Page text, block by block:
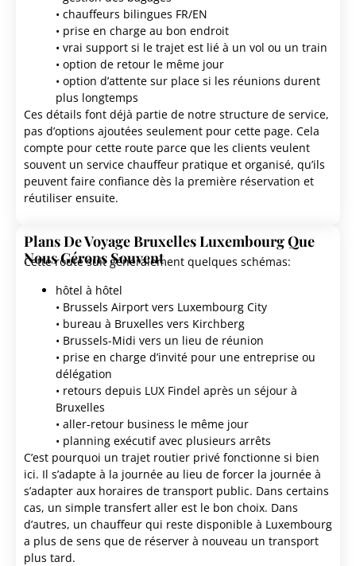
• chauffeurs bilingues FR/EN
• prise en charge au bon endroit
• vrai support si le trajet est lié à un vol ou un train
• option de retour le même jour
• option d’attente sur place si les réunions durent
plus longtemps
Ces détails font déjà partie de notre structure de service,
pas d’options ajoutées seulement pour cette page. Cela
compte pour cette route parce que les clients veulent
souvent un service chauffeur pratique et organisé, qu’ils
peuvent faire confiance dès la première réservation et
réutiliser ensuite.
Plans De Voyage Bruxelles Luxembourg Que
Nous Gérons Souvent
Cette route suit généralement quelques schémas:
hôtel à hôtel
• Brussels Airport vers Luxembourg City
• bureau à Bruxelles vers Kirchberg
• Brussels-Midi vers un lieu de réunion
• prise en charge d’invité pour une entreprise ou
délégation
• retours depuis LUX Findel après un séjour à
Bruxelles
• aller-retour business le même jour
• planning exécutif avec plusieurs arrêts
C’est pourquoi un trajet routier privé fonctionne si bien
ici. Il s’adapte à la journée au lieu de forcer la journée à
s’adapter aux horaires de transport public. Dans certains
cas, un simple transfert aller est le bon choix. Dans
d’autres, un chauffeur qui reste disponible à Luxembourg
a plus de sens que de réserver à nouveau un transport
plus tard.